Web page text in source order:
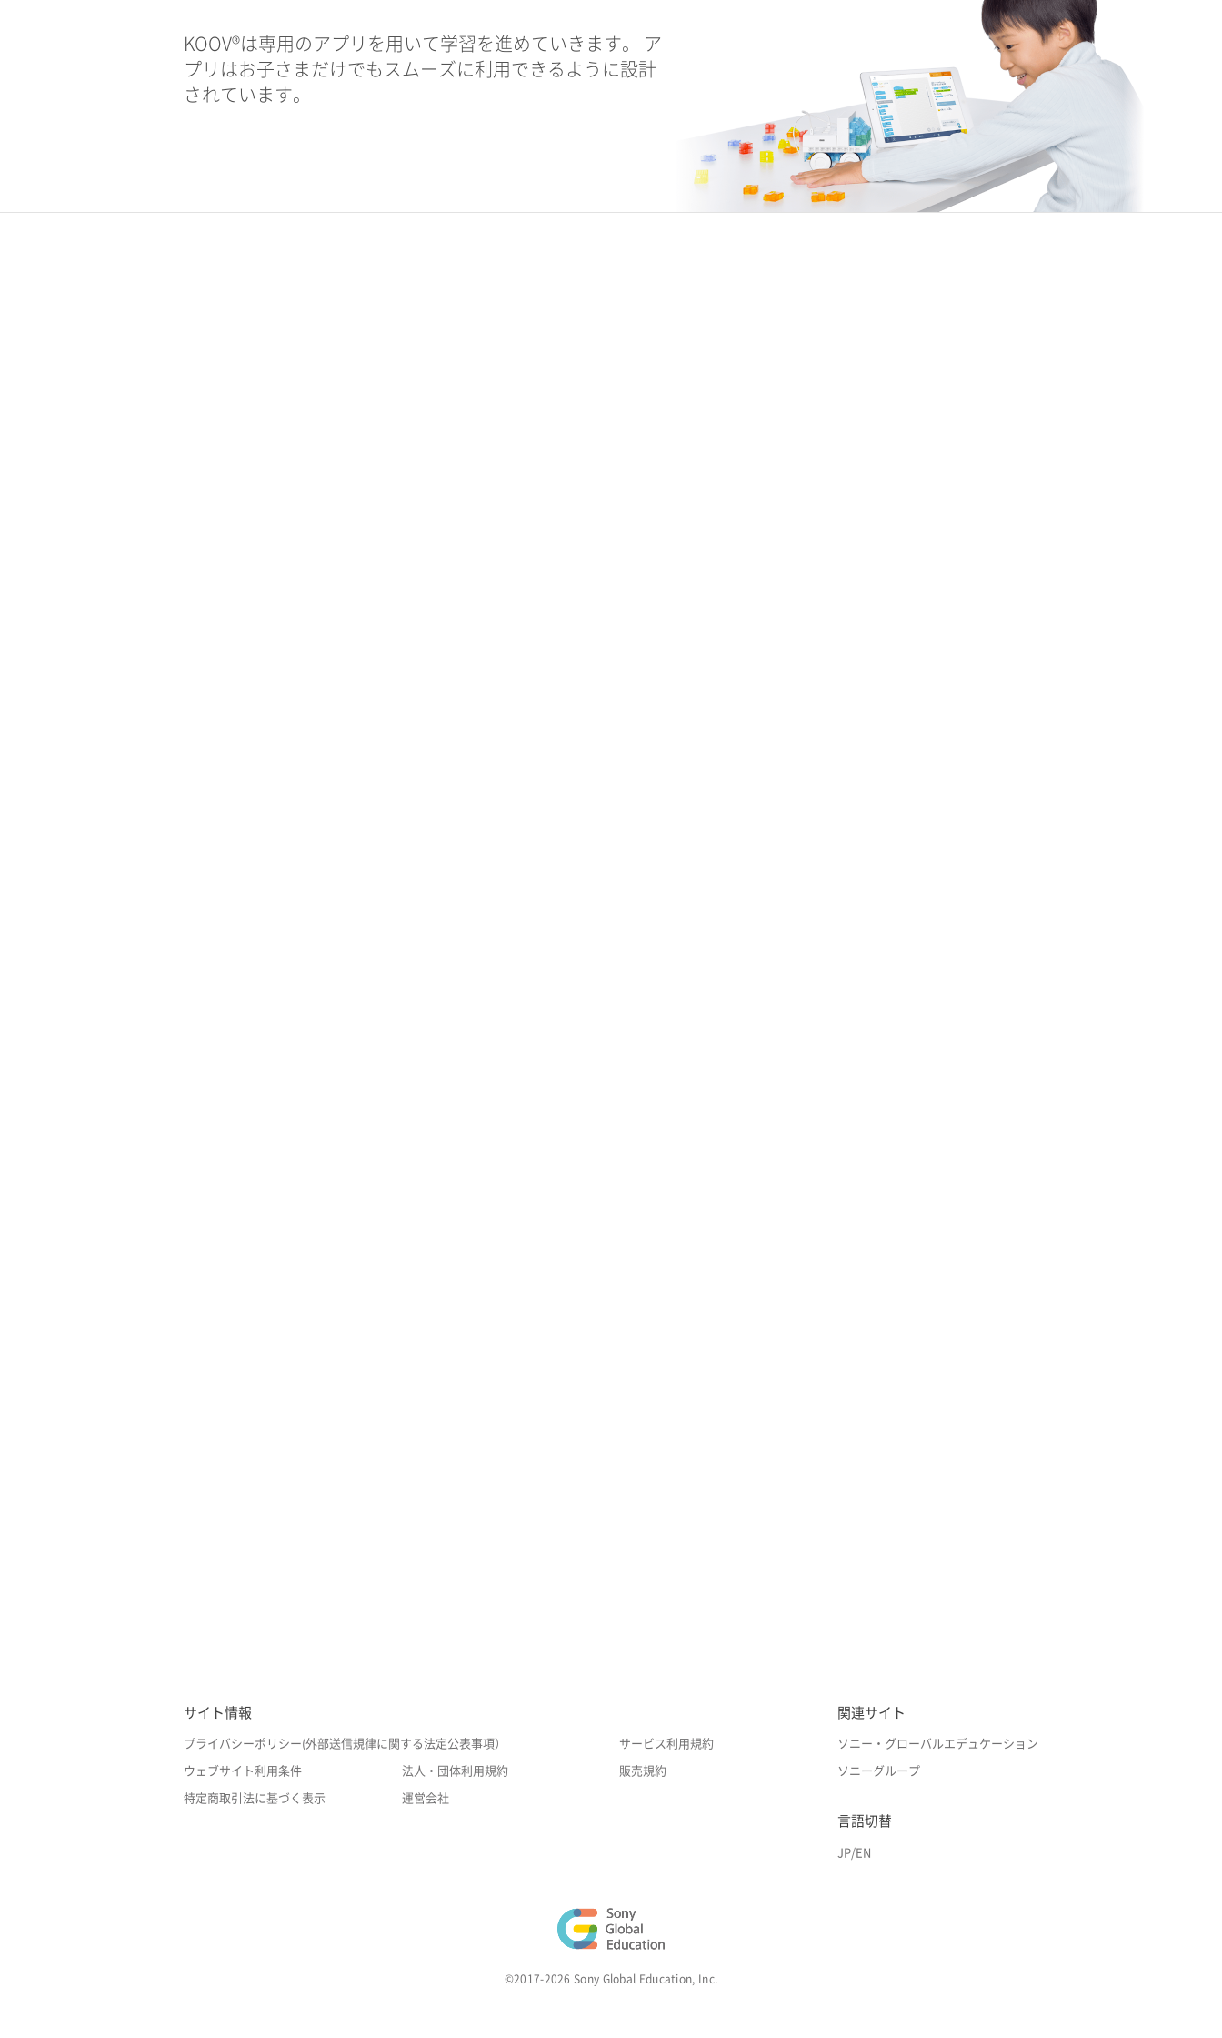
KOOV®は専用のアプリを用いて学習を進めていきます。 ア
プリはお子さまだけでもスムーズに利用できるように設計
されています。
サイト情報
プライバシーポリシー(外部送信規律に関する法定公表事項） サービス利用規約
ウェブサイト利用条件 法人・団体利用規約 販売規約
特定商取引法に基づく表示 運営会社
関連サイト
ソニー・グローバルエデュケーション
ソニーグループ
言語切替
JP/EN
©2017-2026 Sony Global Education, Inc.